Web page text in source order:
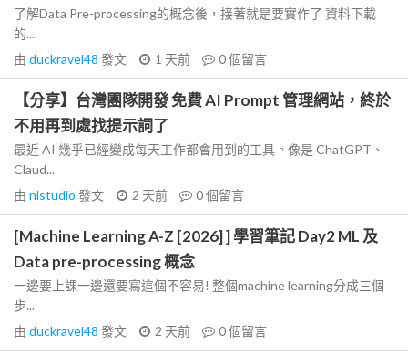
了解Data Pre-processing的概念後，接著就是要實作了 資料下載
的...
由 duckravel48 發文 1 天前 0個留言
【分享】台灣團隊開發 免費 AI Prompt 管理網站，終於
不用再到處找提示詞了
最近 AI 幾乎已經變成每天工作都會用到的工具。像是 ChatGPT、
Claud...
由 nlstudio 發文 2 天前 0個留言
[Machine Learning A-Z [2026] ] 學習筆記 Day2 ML 及
Data pre-processing 概念
一邊要上課一邊還要寫這個不容易! 整個machine learning分成三個
步...
由 duckravel48 發文 2 天前 0個留言